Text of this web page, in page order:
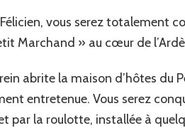
vous serez totalement
Marchand » au cœur de
abrite la maison d’hôtes du
entretenue. Vous serez
par la roulotte, installée à